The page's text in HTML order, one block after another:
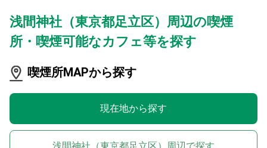
浅間神社（東京都足立区）周辺の喫煙
所・喫煙可能なカフェ等を探す
喫煙所MAPから探す
現在地から探す